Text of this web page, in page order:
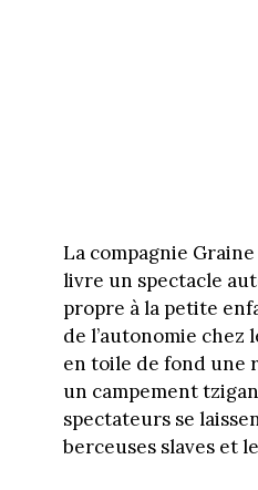
La compagnie
livre un spectacle
propre à la petite
de l’autonomie
en toile de fond une
un campement
spectateurs se
berceuses slaves et